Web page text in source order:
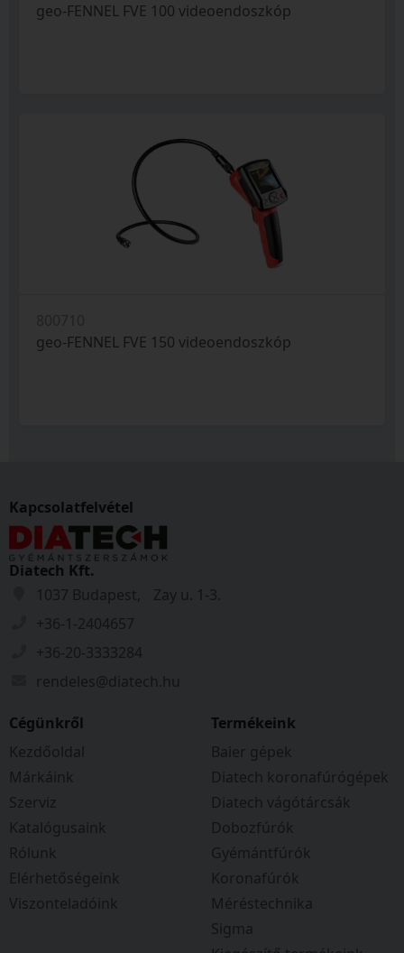
geo-FENNEL FVE 100 videoendoszkóp
geo-FENNEL FVE 150 videoendoszkóp
Kapcsolatfelvétel
Diatech Kft.
1037 Budapest, Zay u. 1-3.
+36-1-2404657
+36-20-3333284
rendeles@diatech.hu
Cégünkről
Kezdőoldal
Márkáink
Szerviz
Katalógusaink
Rólunk
Elérhetőségeink
Viszonteladóink
Termékeink
Baier gépek
Diatech koronafúrógépek
Diatech vágótárcsák
Dobozfúrók
Gyémántfúrók
Koronafúrók
Méréstechnika
Sigma